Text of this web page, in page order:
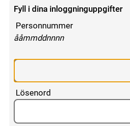
Fyll i dina inloggninguppgifter
Personnummer
enligt följande mönster:
ååmmddnnnn
Lösenord